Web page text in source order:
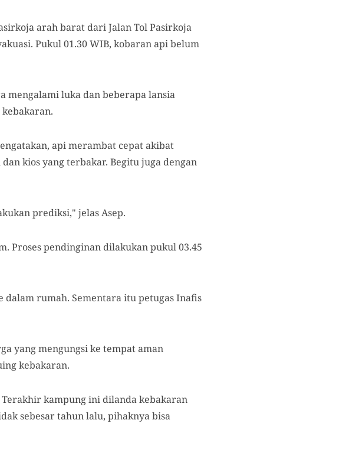
arah barat dari Jalan Tol Pasirkoja
Pukul 01.30 WIB, kobaran api belum
mengalami luka dan beberapa lansia
api merambat cepat akibat
kios yang terbakar. Begitu juga dengan
prediksi," jelas Asep.
Proses pendinginan dilakukan pukul 03.45
rumah. Sementara itu petugas Inafis
yang mengungsi ke tempat aman
kebakaran.
kampung ini dilanda kebakaran
sebesar tahun lalu, pihaknya bisa